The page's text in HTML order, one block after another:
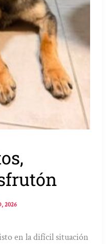
2026
en la difícil situación